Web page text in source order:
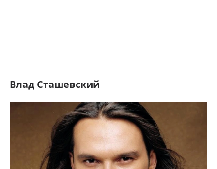
Влад Сташевский